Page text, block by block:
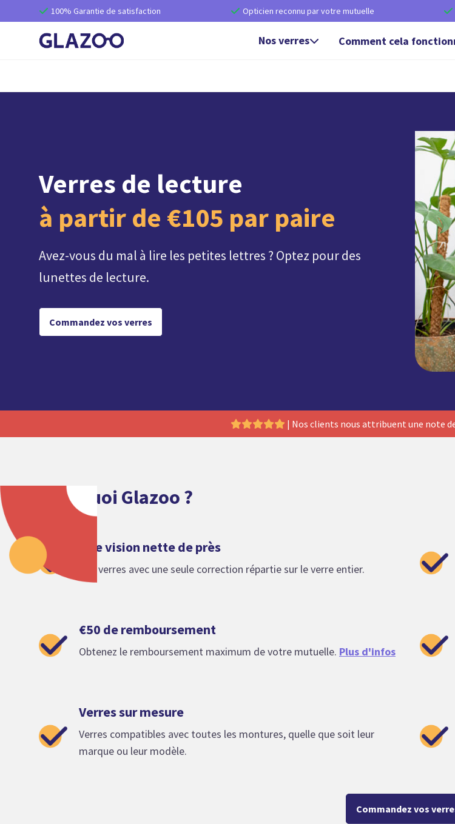
 100% Garantie de satisfaction  Opticien reconnu par votre mutuelle 
Nos verres Comment cela
Verres de lecture
à partir de €105 par paire
Avez-vous du mal à lire les petites lettres ? Optez pour des
lunettes de lecture.
Commandez vos verres
 | Nos clients nous attribuent une note
Pourquoi Glazoo ?
Une vision nette de près
Des verres avec une seule correction répartie sur le verre entier.
€50 de remboursement
Obtenez le remboursement maximum de votre mutuelle. Plus d'infos
Verres sur mesure
Verres compatibles avec toutes les montures, quelle que soit leur
marque ou leur modèle.
Commandez vos